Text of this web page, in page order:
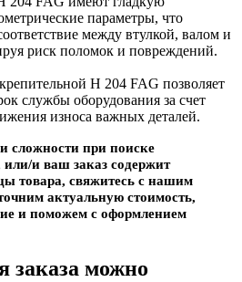
параметры, что
между втулкой, валом и
риск поломок и повреждений.
H 204 FAG позволяет
службы оборудования за счет
износа важных деталей.
сложности при поиске
и ваш заказ содержит
товара, свяжитесь с нашим
актуальную стоимость,
и поможем с оформлением
заказа можно